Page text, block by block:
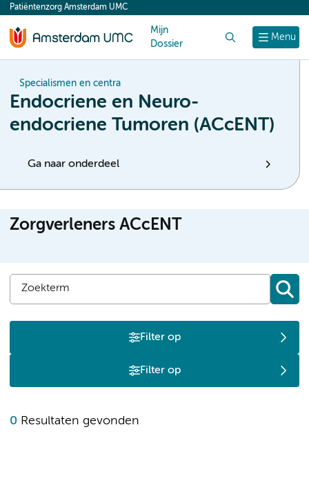
content
Menu
Patiëntenzorg Amsterdam UMC
Mijn
Dossier
Specialismen en centra
Endocriene en Neuro-
endocriene Tumoren (ACcENT)
Ga naar onderdeel
Zorgverleners ACcENT
Filter op
Filter op
0 Resultaten gevonden